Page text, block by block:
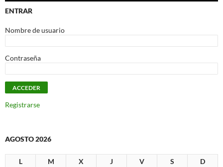
ENTRAR
Nombre de usuario
Contraseña
Registrarse
AGOSTO 2026
L M X J V S
D